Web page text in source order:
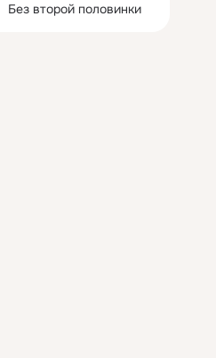
Без второй половинки